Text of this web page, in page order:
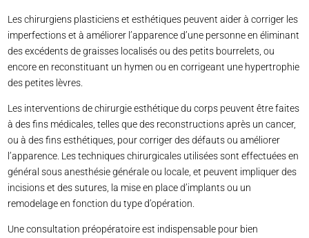
Les chirurgiens plasticiens et esthétiques peuvent aider à corriger les
imperfections et à améliorer l’apparence d’une personne en éliminant
des excédents de graisses localisés ou des petits bourrelets, ou
encore en reconstituant un hymen ou en corrigeant une hypertrophie
des petites lèvres.
Les interventions de chirurgie esthétique du corps peuvent être faites
à des fins médicales, telles que des reconstructions après un cancer,
ou à des fins esthétiques, pour corriger des défauts ou améliorer
l’apparence. Les techniques chirurgicales utilisées sont effectuées en
général sous anesthésie générale ou locale, et peuvent impliquer des
incisions et des sutures, la mise en place d’implants ou un
remodelage en fonction du type d’opération.
Une consultation préopératoire est indispensable pour bien